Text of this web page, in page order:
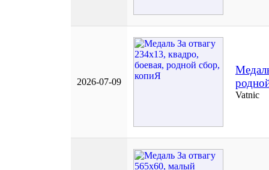
2026-07-09
Vatnic